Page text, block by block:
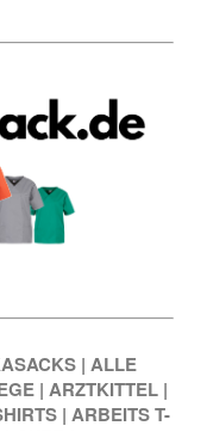
| ALLE
| ARZTKITTEL |
| ARBEITS T-